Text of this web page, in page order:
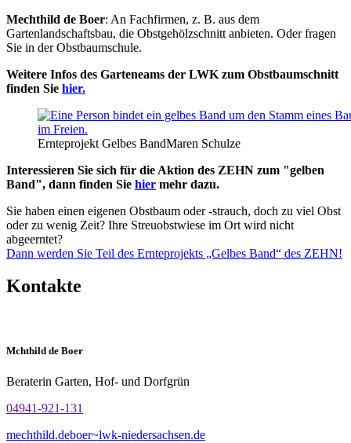
Mechthild de Boer: An Fachfirmen, z. B. aus dem
Gartenlandschaftsbau, die Obstgehölzschnitt anbieten. Oder fragen
Sie in der Obstbaumschule.
Weitere Infos des Garteneams der LWK zum Obstbaumschnitt
finden Sie hier.
Ernteprojekt Gelbes BandMaren Schulze
Interessieren Sie sich für die Aktion des ZEHN zum "gelben
Band", dann finden Sie hier mehr dazu.
Sie haben einen eigenen Obstbaum oder -strauch, doch zu viel Obst
oder zu wenig Zeit? Ihre Streuobstwiese im Ort wird nicht
abgeerntet?
Dann werden Sie Teil des Ernteprojekts „Gelbes Band“ des ZEHN!
Kontakte
Mchthild de Boer
Beraterin Garten, Hof- und Dorfgrün
04941-921-131
mechthild.deboer~lwk-niedersachsen.de